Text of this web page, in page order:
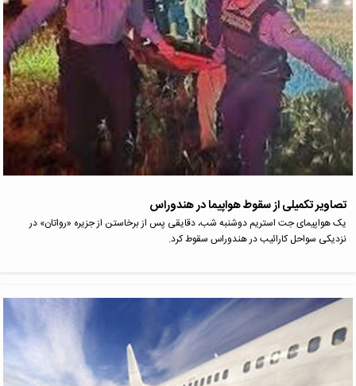
تصاویر تکمیلی از سقوط هواپیما در هندوراس
یک هواپیمای جت استریم دوشنبه شب، دقایقی پس از برخاستن از جزیره «رواتان» در
نزدیکی سواحل کارائیب در هندوراس سقوط کرد.